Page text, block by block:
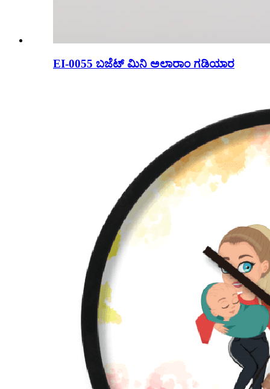
EI-0055 ಬಜೆಟ್ ಮಿನಿ ಅಲಾರಾಂ ಗಡಿಯಾರ